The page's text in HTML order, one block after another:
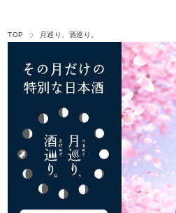
TOP 月巡り、酒巡り。